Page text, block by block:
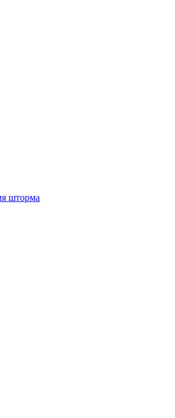
шторма